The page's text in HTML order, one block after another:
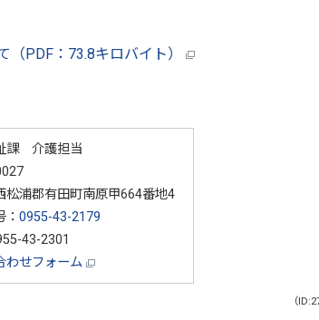
PDF：73.8キロバイト）
課 介護担当
松浦郡有田町南原甲664番地4
0955-43-2179
43-2301
わせフォーム
（